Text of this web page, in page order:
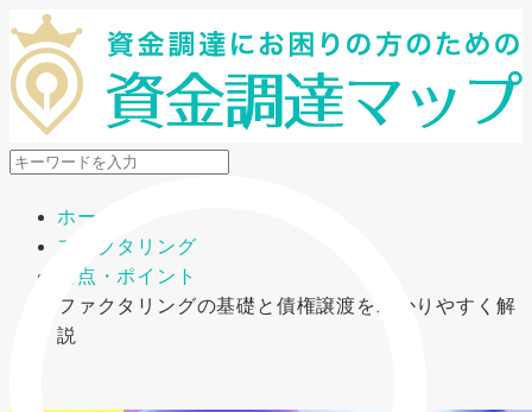
メニューを開閉
ホーム
ファクタリング
要点・ポイント
ファクタリングの基礎と債権譲渡をわかりやすく解
説